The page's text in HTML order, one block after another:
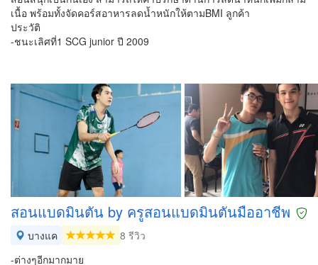
เนื้อ พร้อมทั้งจัดคอร์สอาหารลดน้ำหนักให้ตามBMI ลูกค้า
ประวัติ
-ชนะเลิศที่1 SCG junior ปี 2009
สอนแบดมินตัน by ครูสอนแบดมินตันมืออาชีพ
บางแค
8 รีวิว
-ต่างๆอีกมากมาย